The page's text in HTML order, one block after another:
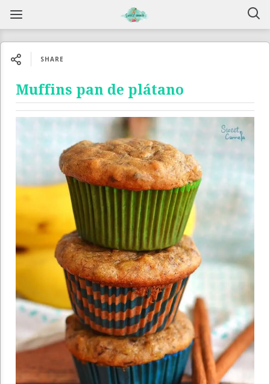
SHARE
Muffins pan de plátano